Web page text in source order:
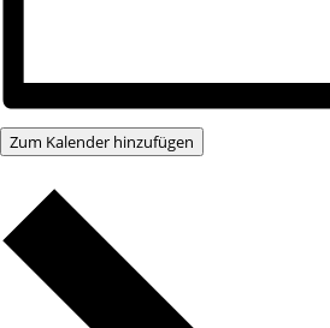
Zum Kalender hinzufügen